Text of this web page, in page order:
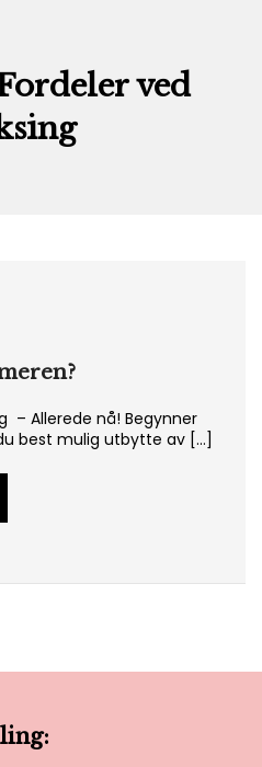
ved
– Allerede nå! Begynner
best mulig utbytte av […]